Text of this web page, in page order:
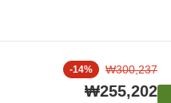
-14% ₩300,237
₩255,202